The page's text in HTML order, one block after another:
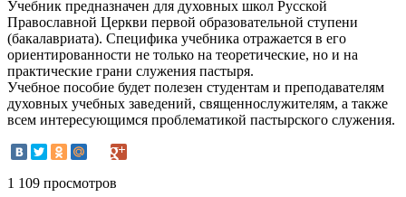
Учебник предназначен для духовных школ Русской
Православной Церкви первой образовательной ступени
(бакалавриата). Специфика учебника отражается в его
ориентированности не только на теоретические, но и на
практические грани служения пастыря.
Учебное пособие будет полезен студентам и преподавателям
духовных учебных заведений, священнослужителям, а также
всем интересующимся проблематикой пастырского служения.
1 109 просмотров